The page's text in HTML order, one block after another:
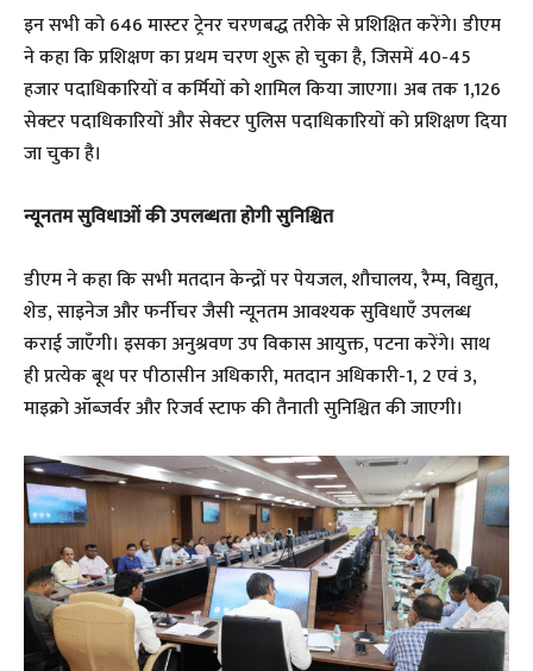
इन सभी को 646 मास्टर ट्रेनर चरणबद्ध तरीके से प्रशिक्षित करेंगे। डीएम
ने कहा कि प्रशिक्षण का प्रथम चरण शुरू हो चुका है, जिसमें 40-45
हजार पदाधिकारियों व कर्मियों को शामिल किया जाएगा। अब तक 1,126
सेक्टर पदाधिकारियों और सेक्टर पुलिस पदाधिकारियों को प्रशिक्षण दिया
जा चुका है।
न्यूनतम सुविधाओं की उपलब्धता होगी सुनिश्चित
डीएम ने कहा कि सभी मतदान केन्द्रों पर पेयजल, शौचालय, रैम्प, विद्युत,
शेड, साइनेज और फर्नीचर जैसी न्यूनतम आवश्यक सुविधाएँ उपलब्ध
कराई जाएँगी। इसका अनुश्रवण उप विकास आयुक्त, पटना करेंगे। साथ
ही प्रत्येक बूथ पर पीठासीन अधिकारी, मतदान अधिकारी-1, 2 एवं 3,
माइक्रो ऑब्जर्वर और रिजर्व स्टाफ की तैनाती सुनिश्चित की जाएगी।